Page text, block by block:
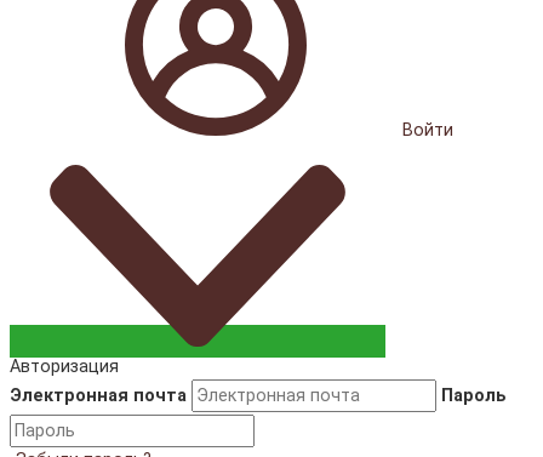
Войти
Авторизация
Электронная почта
Пароль